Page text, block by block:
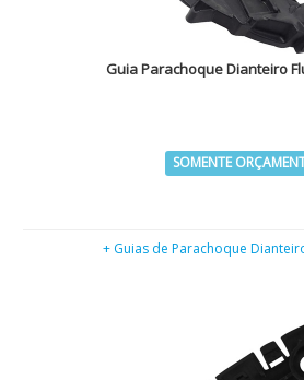
Guia Parachoque Dianteiro
SOMENTE
+ Guias de Parachoque